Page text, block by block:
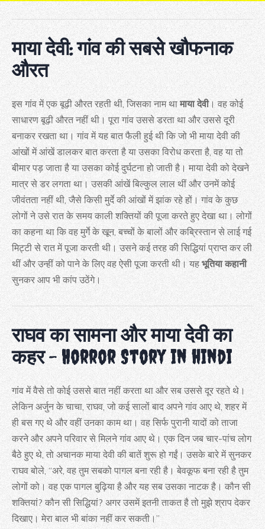
माया देवी: गांव की सबसे खौफनाक
औरत
इस गांव में एक बूढ़ी औरत रहती थी, जिसका नाम थामाया देवी। वह कोई
साधारण बूढ़ी औरत नहीं थी। पूरा गांव उससे डरता था और उससे दूरी
बनाकर रखता था। गांव में यह बात फैली हुई थी कि जो भी माया देवी की
आंखों में आंखें डालकर बात करता है या उसका विरोध करता है, वह या तो
बीमार पड़ जाता है या उसका कोई दुर्घटना हो जाती है। माया देवी को देखने
मात्र से डर लगता था। उसकी आंखें बिल्कुल लाल थीं और उनमें कोई
जीवंतता नहीं थी, जैसे किसी मुर्दे की आंखों में झांक रहे हों। गांव के कुछ
लोगों ने उसे रात के समय काली शक्तियों की पूजा करते हुए देखा था। लोगों
का कहना था कि वह मुर्गे के खून, बच्चों के बालों और कब्रिस्तान से लाई गई
मिट्टी से रात में पूजा करती थी। उसने कई तरह की सिद्धियां प्राप्त कर ली
थीं और उन्हीं को पाने के लिए वह ऐसी पूजा करती थी। यहभूतिया कहानी
सुनकर आप भी कांप उठेंगे।
राघव का सामना और माया देवी का
कहर– Horror Story in hindi
गांव में वैसे तो कोई उससे बात नहीं करता था और सब उससे दूर रहते थे।
लेकिन अर्जुन के चाचा, राघव, जो कई सालों बाद अपने गांव आए थे, शहर में
ही बस गए थे और वहीं उनका काम था। वह सिर्फ पुरानी यादों को ताजा
करने और अपने परिवार से मिलने गांव आए थे। एक दिन जब चार-पांच लोग
बैठे हुए थे, तो अचानक माया देवी की बातें शुरू हो गईं। उसके बारे में सुनकर
राघव बोले, “अरे, वह तुम सबको पागल बना रही है। बेवकूफ बना रही है तुम
लोगों को। वह एक पागल बुढ़िया है और यह सब उसका नाटक है। कौन सी
शक्तियां? कौन सी सिद्धियां? अगर उसमें इतनी ताकत है तो मुझे श्राप देकर
दिखाए। मेरा बाल भी बांका नहीं कर सकती।”